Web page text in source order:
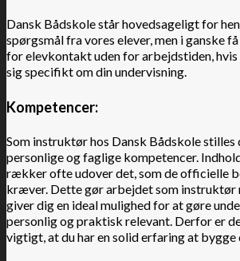
Dansk Bådskole står hovedsageligt for
spørgsmål fra vores elever, men i ganske
for elevkontakt uden for arbejdstiden, hvis
sig specifikt om din undervisning.
Kompetencer:
Som instruktør hos Dansk Bådskole stilles
personlige og faglige kompetencer.
rækker ofte udover det, som de officielle
kræver. Dette gør arbejdet som instruktør
giver dig en ideal mulighed for at gøre
personlig og praktisk relevant. Derfor er
vigtigt, at du har en solid erfaring at bygge